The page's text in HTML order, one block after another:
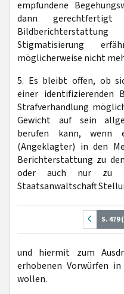
empfundene
dann
Stigmatisierung
möglicherweise nicht
5. Es bleibt offen, ob
einer identifizierenden
Strafverhandlung
Gewicht auf sein
berufen kann, wenn
(Angeklagter) in den
Berichterstattung zu
oder auch nur zu
Staatsanwaltschaft
S. 479
und hiermit zum
erhobenen Vorwürfen
wollen.